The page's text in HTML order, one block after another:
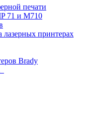
печати
71 и M710
принтерах
Brady